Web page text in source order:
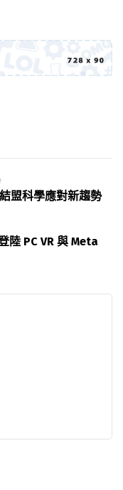
盟科學應對新趨勢
陸 PC VR 與 Meta